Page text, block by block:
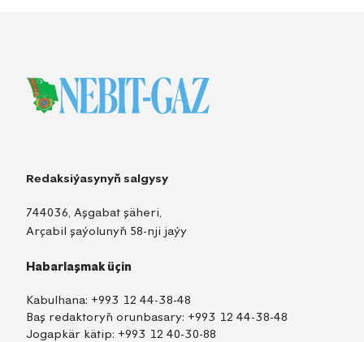
Redaksiýasynyň salgysy
744036, Aşgabat şäheri,
Arçabil şaýolunyň 58-nji jaýy
Habarlaşmak üçin
Kabulhana: +993 12 44-38-48
Baş redaktoryň orunbasary: +993 12 44-38-48
Jogapkär kätip: +993 12 40-30-88